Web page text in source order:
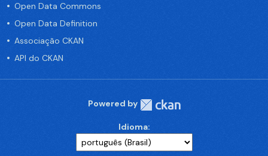
Open Data Commons
Open Data Definition
Associação CKAN
API do CKAN
Powered by
Idioma